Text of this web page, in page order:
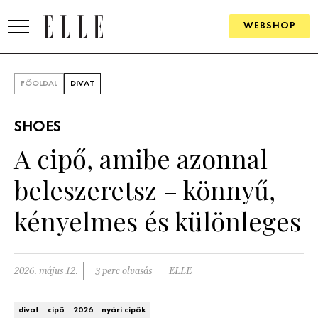
WEBSHOP
SZÉPSÉG
ÉLETMÓD
PÁRKAPCSOLAT
FŐOLDAL DIVAT
SHOES
A cipő, amibe azonnal
beleszeretsz – könnyű,
kényelmes és különleges
2026. május 12. 3 perc olvasás ELLE
divat cipő 2026 nyári cipők